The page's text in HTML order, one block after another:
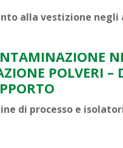
alla vestizione
POLVERI –
di processo e